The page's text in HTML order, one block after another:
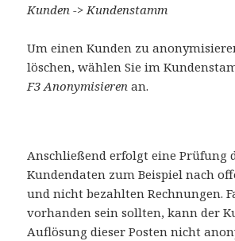
Kunden -> Kundenstamm
Um einen Kunden zu
löschen, wählen Sie im
F3 Anonymisieren an.
Anschließend erfolgt eine Prüfung
Kundendaten zum Beispiel nach
und nicht bezahlten Rechnungen.
vorhanden sein sollten, kann der
Auflösung dieser Posten nicht